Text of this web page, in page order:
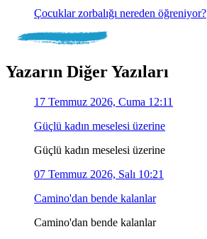
Çocuklar zorbalığı nereden öğreniyor?
Yazarın Diğer Yazıları
17 Temmuz 2026, Cuma 12:11
Güçlü kadın meselesi üzerine
Güçlü kadın meselesi üzerine
07 Temmuz 2026, Salı 10:21
Camino'dan bende kalanlar
Camino'dan bende kalanlar